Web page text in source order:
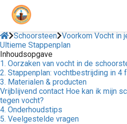
Schoorsteen Voorkom Vocht in
Ultieme Stappenplan
Inhoudsopgave
1. Oorzaken van vocht in de
2. Stappenplan: vochtbestrijding in 4
3. Materialen & producten
Vrijblijvend contact Hoe kan ik mijn
tegen vocht?
4. Onderhoudstips
5. Veelgestelde vragen